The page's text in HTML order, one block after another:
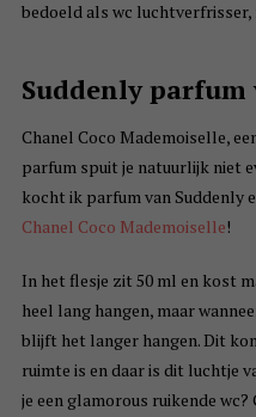
bedoeld als wc luchtverfrisser,
Suddenly
Chanel Coco Mademoiselle,
parfum spuit je natuurlijk niet
kocht ik parfum van Suddenly
Chanel Coco Mademoiselle!
In het flesje zit 50 ml en kost
heel lang hangen, maar
blijft het langer hangen. Dit
ruimte is en daar is dit luchtje
je een glamorous ruikende wc?